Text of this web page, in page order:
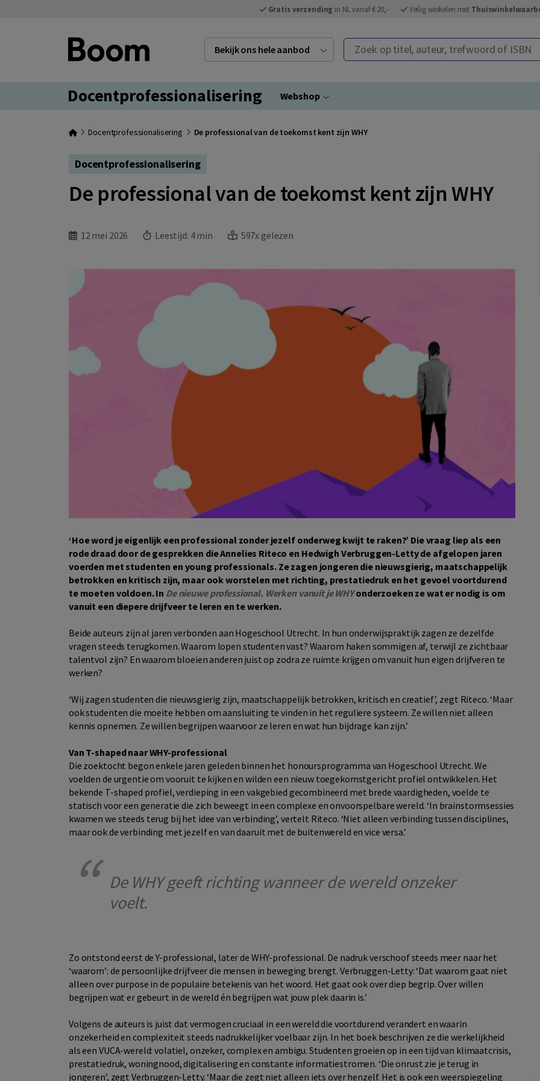
Gratis verzending in NL vanaf € 20,- Veilig winkelen met
Bekijk ons hele aanbod Zoek op titel, auteur, trefwoord of ISBN
Docentprofessionalisering Webshop
Docentprofessionalisering De professional van de toekomst kent zijn WHY
Docentprofessionalisering
De professional van de toekomst kent zijn WHY
12 mei 2026 Leestijd: 4 min 597x gelezen
‘Hoe word je eigenlijk een professional zonder jezelf onderweg kwijt te raken?’ Die vraag liep als een
rode draad door de gesprekken die Annelies Riteco en Hedwigh Verbruggen-Letty de afgelopen jaren
voerden met studenten en young professionals. Ze zagen jongeren die nieuwsgierig, maatschappelijk
betrokken en kritisch zijn, maar ook worstelen met richting, prestatiedruk en het gevoel voortdurend
te moeten voldoen. In De nieuwe professional. Werken vanuit je WHYonderzoeken ze wat er nodig is om
vanuit een diepere drijfveer te leren en te werken.
Beide auteurs zijn al jaren verbonden aan Hogeschool Utrecht. In hun onderwijspraktijk zagen ze dezelfde
vragen steeds terugkomen. Waarom lopen studenten vast? Waarom haken sommigen af, terwijl ze zichtbaar
talentvol zijn? En waarom bloeien anderen juist op zodra ze ruimte krijgen om vanuit hun eigen drijfveren te
werken?
‘Wij zagen studenten die nieuwsgierig zijn, maatschappelijk betrokken, kritisch en creatief’, zegt Riteco. ‘Maar
ook studenten die moeite hebben om aansluiting te vinden in het reguliere systeem. Ze willen niet alleen
kennis opnemen. Ze willen begrijpen waarvoor ze leren en wat hun bijdrage kan zijn.’
Van T-shaped naar WHY-professional
Die zoektocht begon enkele jaren geleden binnen het honoursprogramma van Hogeschool Utrecht. We
voelden de urgentie om vooruit te kijken en wilden een nieuw toegekomstgericht profiel ontwikkelen. Het
bekende T-shaped profiel, verdieping in een vakgebied gecombineerd met brede vaardigheden, voelde te
statisch voor een generatie die zich beweegt in een complexe en onvoorspelbare wereld. ‘In brainstormsessies
kwamen we steeds terug bij het idee van verbinding’, vertelt Riteco. ‘Niet alleen verbinding tussen disciplines,
maar ook de verbinding met jezelf en van daaruit met de buitenwereld en vice versa.’
De WHY geeft richting wanneer de wereld onzeker
voelt.
Zo ontstond eerst de Y-professional, later de WHY-professional. De nadruk verschoof steeds meer naar het
‘waarom’: de persoonlijke drijfveer die mensen in beweging brengt. Verbruggen-Letty: ‘Dat waarom gaat niet
alleen over purpose in de populaire betekenis van het woord. Het gaat ook over diep begrip. Over willen
begrijpen wat er gebeurt in de wereld én begrijpen wat jouw plek daarin is.’
Volgens de auteurs is juist dat vermogen cruciaal in een wereld die voortdurend verandert en waarin
onzekerheid en complexiteit steeds nadrukkelijker voelbaar zijn. In het boek beschrijven ze die werkelijkheid
als een VUCA-wereld: volatiel, onzeker, complex en ambigu. Studenten groeien op in een tijd van klimaatcrisis,
prestatiedruk, woningnood, digitalisering en constante informatiestromen. ‘Die onrust zie je terug in
jongeren’, zegt Verbruggen-Letty. ‘Maar die zegt niet alleen iets over henzelf. Het is ook een weerspiegeling